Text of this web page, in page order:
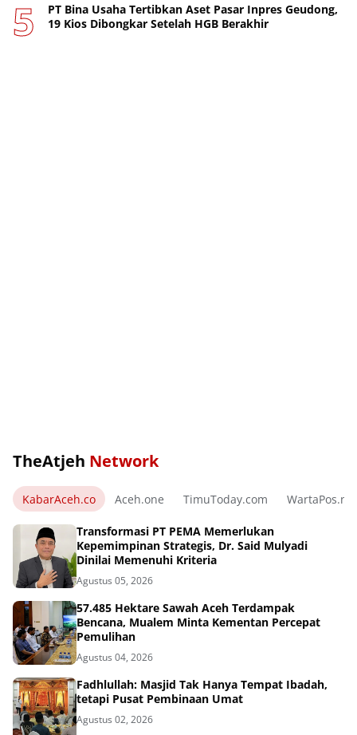
PT Bina Usaha Tertibkan Aset Pasar Inpres Geudong,
19 Kios Dibongkar Setelah HGB Berakhir
TheAtjeh Network
KabarAceh.co Aceh.one TimuToday.com WartaPos.net
Transformasi PT PEMA Memerlukan
Kepemimpinan Strategis, Dr. Said Mulyadi
Dinilai Memenuhi Kriteria
Agustus 05, 2026
57.485 Hektare Sawah Aceh Terdampak
Bencana, Mualem Minta Kementan Percepat
Pemulihan
Agustus 04, 2026
Fadhlullah: Masjid Tak Hanya Tempat Ibadah,
tetapi Pusat Pembinaan Umat
Agustus 02, 2026